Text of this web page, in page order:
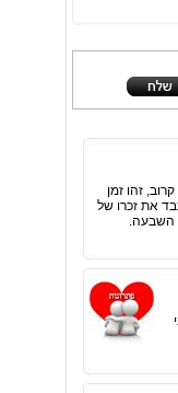
זהו זמן
את זכרו של
השבעה.